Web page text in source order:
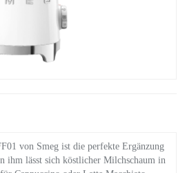
von Smeg ist die perfekte Ergänzung
ihm lässt sich köstlicher Milchschaum in